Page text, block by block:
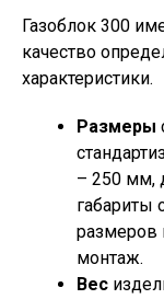
Газоблок 300
качество
характеристики.
Размеры
– 250 мм,
габариты
размеров
монтаж.
Вес